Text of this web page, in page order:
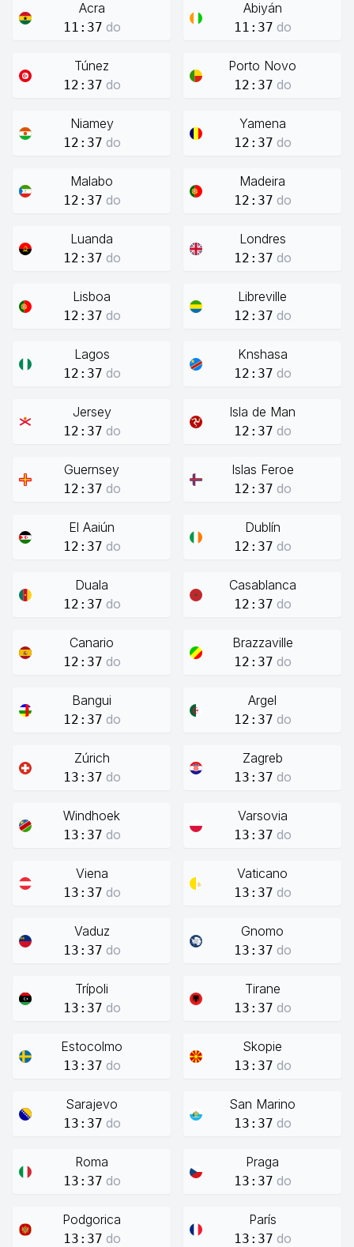
Acra
11:37 do
Abiyán
11:37 do
Túnez
12:37 do
Porto Novo
12:37 do
Niamey
12:37 do
Yamena
12:37 do
Malabo
12:37 do
Madeira
12:37 do
Luanda
12:37 do
Londres
12:37 do
Lisboa
12:37 do
Libreville
12:37 do
Lagos
12:37 do
Knshasa
12:37 do
Jersey
12:37 do
Isla de Man
12:37 do
Guernsey
12:37 do
Islas Feroe
12:37 do
El Aaiún
12:37 do
Dublín
12:37 do
Duala
12:37 do
Casablanca
12:37 do
Canario
12:37 do
Brazzaville
12:37 do
Bangui
12:37 do
Argel
12:37 do
Zúrich
13:37 do
Zagreb
13:37 do
Windhoek
13:37 do
Varsovia
13:37 do
Viena
13:37 do
Vaticano
13:37 do
Vaduz
13:37 do
Gnomo
13:37 do
Trípoli
13:37 do
Tirane
13:37 do
Estocolmo
13:37 do
Skopie
13:37 do
Sarajevo
13:37 do
San Marino
13:37 do
Roma
13:37 do
Praga
13:37 do
Podgorica
13:37 do
París
13:37 do